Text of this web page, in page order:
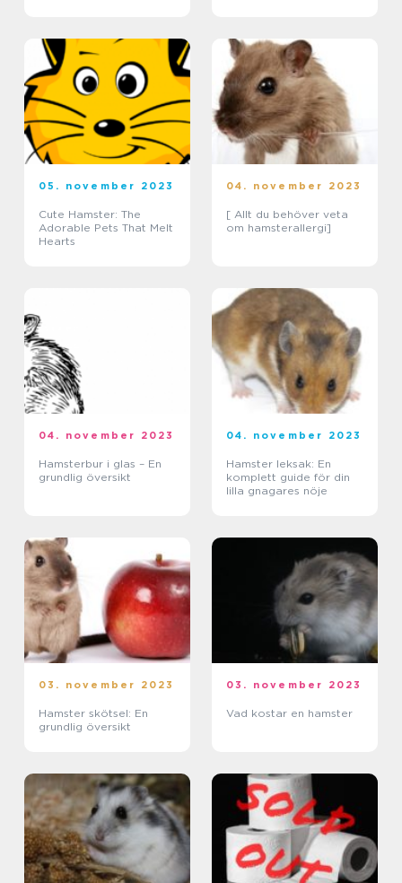
05. november 2023
Cute Hamster: The
Adorable Pets That Melt
Hearts
04. november 2023
[ Allt du behöver veta
om hamsterallergi]
04. november 2023
Hamsterbur i glas – En
grundlig översikt
04. november 2023
Hamster leksak: En
komplett guide för din
lilla gnagares nöje
03. november 2023
Hamster skötsel: En
grundlig översikt
03. november 2023
Vad kostar en hamster